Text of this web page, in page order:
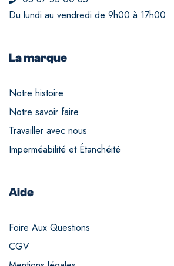
Du lundi au vendredi de 9h00 à 17h00
La marque
Notre histoire
Notre savoir faire
Travailler avec nous
Imperméabilité et Étanchéité
Aide
Foire Aux Questions
CGV